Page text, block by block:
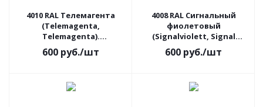
4010 RAL Телемагента
(Telemagenta,
Telemagenta).
Аэрозольный баллон с
краской
600 руб./шт
4008 RAL Сигнальный
фиолетовый
(Signalviolett, Signal
violet). Аэрозольный
баллон с краской
600 руб./шт